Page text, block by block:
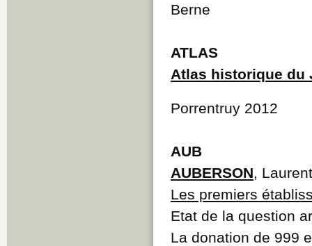
Berne
ATLAS
Atlas historique du
Porrentruy 2012
AUB
AUBERSON , Laurent
Les premiers
Etat de la question
La donation de 999